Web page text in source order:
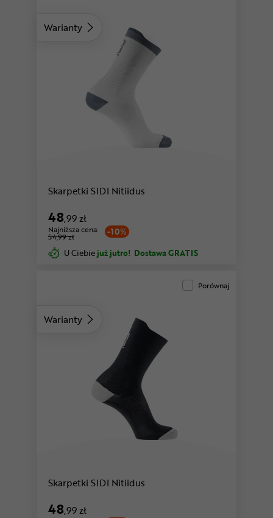
Warianty
Skarpetki SIDI Nitiidus
48,99 zł
-10%
Najniższa cena:
54,99 zł
U Ciebie już jutro! Dostawa GRATIS
Warianty
Porównaj
Skarpetki SIDI Nitiidus
48,99 zł